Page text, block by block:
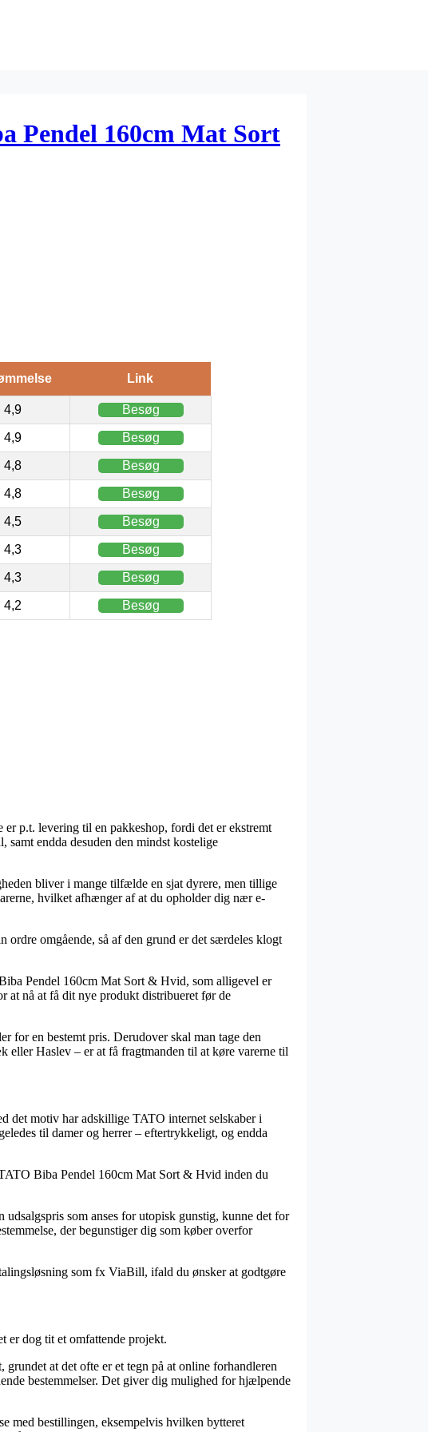
Pendel 160cm Mat Sort
Link
4,9 Besøg
4,9 Besøg
4,8 Besøg
4,8 Besøg
4,5 Besøg
4,3 Besøg
4,3 Besøg
4,2 Besøg
er p.t. levering til en pakkeshop, fordi det er ekstremt
endda desuden den mindst kostelige
bliver i mange tilfælde en sjat dyrere, men tillige
hvilket afhænger af at du opholder dig nær e-
omgående, så af den grund er det særdeles klogt
Pendel 160cm Mat Sort & Hvid, som alligevel er
at nå at få dit nye produkt distribueret før de
for en bestemt pris. Derudover skal man tage den
Haslev – er at få fragtmanden til at køre varerne til
det motiv har adskillige TATO internet selskaber i
til damer og herrer – eftertrykkeligt, og endda
Biba Pendel 160cm Mat Sort & Hvid inden du
som anses for utopisk gunstig, kunne det for
der begunstiger dig som køber overfor
som fx ViaBill, ifald du ønsker at godtgøre
er dog tit et omfattende projekt.
at det ofte er et tegn på at online forhandleren
bestemmelser. Det giver dig mulighed for hjælpende
med bestillingen, eksempelvis hvilken bytteret